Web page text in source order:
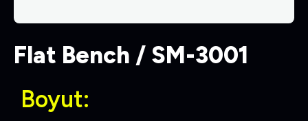
Flat Bench / SM-3001
Boyut: